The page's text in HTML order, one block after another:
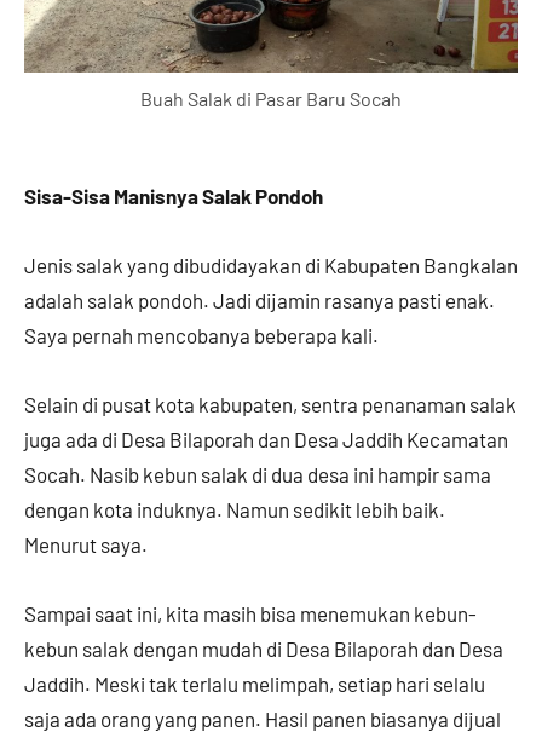
Buah Salak di Pasar Baru Socah
Sisa-Sisa Manisnya Salak Pondoh
Jenis salak yang dibudidayakan di Kabupaten Bangkalan
adalah salak pondoh. Jadi dijamin rasanya pasti enak.
Saya pernah mencobanya beberapa kali.
Selain di pusat kota kabupaten, sentra penanaman salak
juga ada di Desa Bilaporah dan Desa Jaddih Kecamatan
Socah. Nasib kebun salak di dua desa ini hampir sama
dengan kota induknya. Namun sedikit lebih baik.
Menurut saya.
Sampai saat ini, kita masih bisa menemukan kebun-
kebun salak dengan mudah di Desa Bilaporah dan Desa
Jaddih. Meski tak terlalu melimpah, setiap hari selalu
saja ada orang yang panen. Hasil panen biasanya dijual